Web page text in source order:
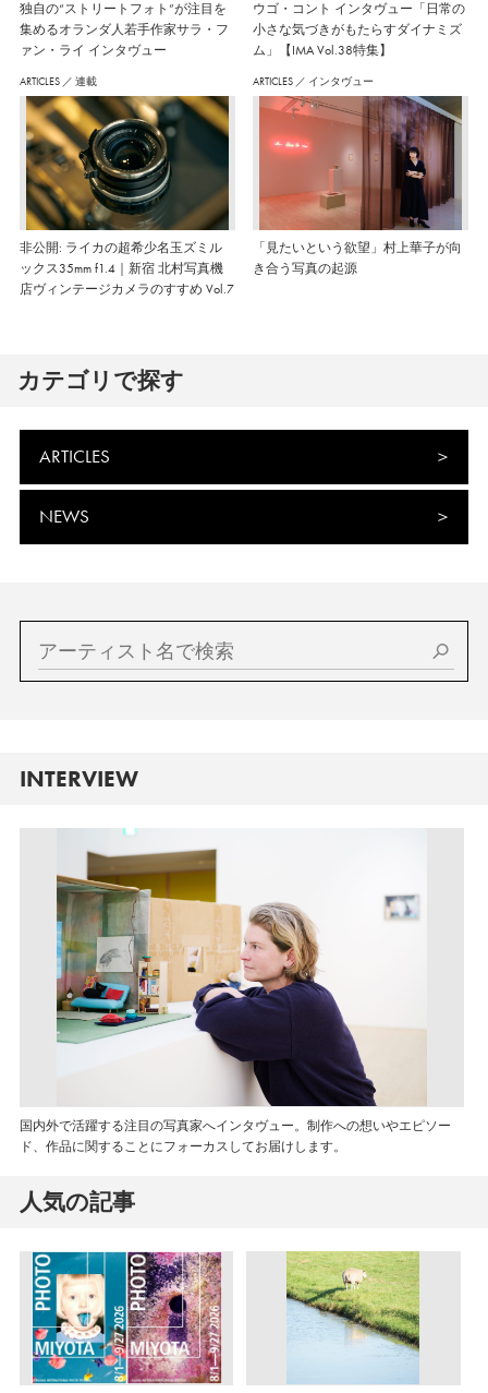
独自の“ストリートフォト”が注目を
集めるオランダ人若手作家サラ・フ
ァン・ライ インタヴュー
ウゴ・コント インタヴュー「日常の
小さな気づきがもたらすダイナミズ
ム」【IMA Vol.38特集】
ARTICLES ／ 連載
非公開: ライカの超希少名玉ズミル
ックス35mm f1.4｜新宿 北村写真機
店ヴィンテージカメラのすすめ Vol.7
ARTICLES ／ インタヴュー
「見たいという欲望」村上華子が向
き合う写真の起源
カテゴリで探す
ARTICLES
NEWS
INTERVIEW
国内外で活躍する注目の写真家へインタヴュー。制作への想いやエピソー
ド、作品に関することにフォーカスしてお届けします。
人気の記事